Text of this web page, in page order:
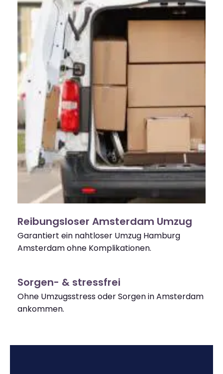
Reibungsloser Amsterdam Umzug
Garantiert ein nahtloser Umzug Hamburg
Amsterdam ohne Komplikationen.
Sorgen- & stressfrei
Ohne Umzugsstress oder Sorgen in Amsterdam
ankommen.